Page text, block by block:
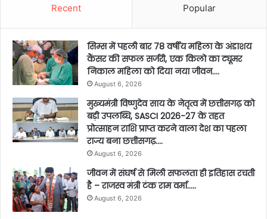
Recent Popular
सिम्स में पहली बार 78 वर्षीय महिला के अंडाशय
कैंसर की सफल सर्जरी, एक किलो का ट्यूमर
निकाल महिला को दिया नया जीवन….
August 6, 2026
मुख्यमंत्री विष्णुदेव साय के नेतृत्व में छत्तीसगढ़ को
बड़ी उपलब्धि, SASCI 2026-27 के तहत
प्रोत्साहन राशि प्राप्त करने वाला देश का पहला
राज्य बना छत्तीसगढ़….
August 6, 2026
जीवन में संघर्ष से मिली सफलता ही इतिहास रचती
है – राजस्व मंत्री टंक राम वर्मा…..
August 6, 2026